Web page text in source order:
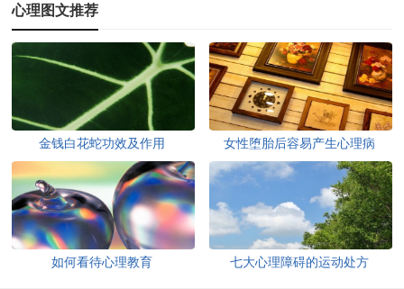
心理图文推荐
金钱白花蛇功效及作用 女性堕胎后容易产生心理病
如何看待心理教育 七大心理障碍的运动处方